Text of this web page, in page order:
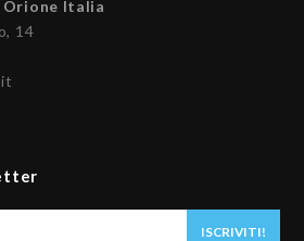
Orione Italia
14
ISCRIVITI!